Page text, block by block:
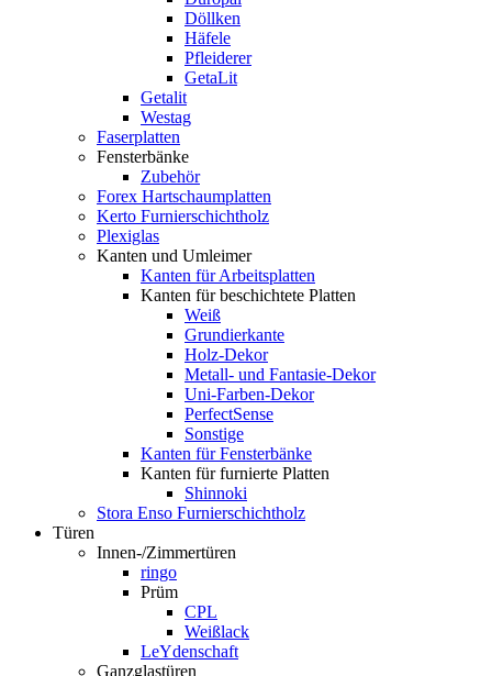
Döllken
Häfele
Pfleiderer
GetaLit
Getalit
Westag
Faserplatten
Fensterbänke
Zubehör
Forex Hartschaumplatten
Kerto Furnierschichtholz
Plexiglas
Kanten und Umleimer
Kanten für Arbeitsplatten
Kanten für beschichtete Platten
Weiß
Grundierkante
Holz-Dekor
Metall- und Fantasie-Dekor
Uni-Farben-Dekor
PerfectSense
Sonstige
Kanten für Fensterbänke
Kanten für furnierte Platten
Shinnoki
Stora Enso Furnierschichtholz
Türen
Innen-/Zimmertüren
ringo
Prüm
CPL
Weißlack
LeYdenschaft
Ganzglastüren